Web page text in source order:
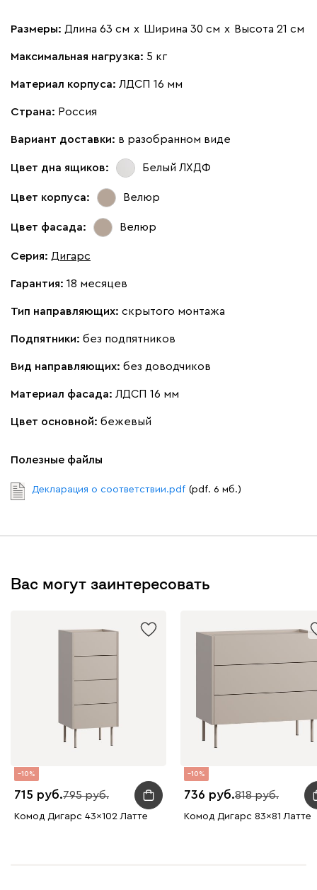
Размеры: Длина 63 см х Ширина 30 см х Высота 21 см
Максимальная нагрузка: 5 кг
Материал корпуса: ЛДСП 16 мм
Страна: Россия
Вариант доставки: в разобранном виде
Цвет дна ящиков: Белый ЛХДФ
Цвет корпуса: Велюр
Цвет фасада: Велюр
Серия: Дигарс
Гарантия: 18 месяцев
Тип направляющих: скрытого монтажа
Подпятники: без подпятников
Вид направляющих: без доводчиков
Материал фасада: ЛДСП 16 мм
Цвет основной: бежевый
Полезные файлы
Декларация о соответствии.pdf (pdf. 6 мб.)
Вас могут заинтересовать
10
715 795
Комод Дигарс 43x102 Латте
10
736 818
Комод Дигарс 83x81 Латте